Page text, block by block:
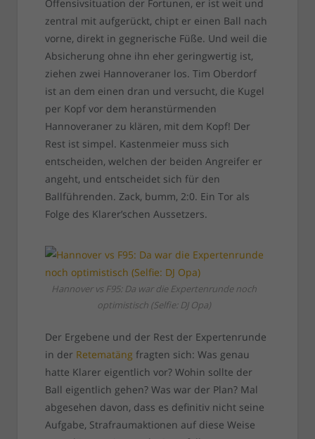
Offensivsituation der Fortunen, er ist weit und
zentral mit aufgerückt, chipt er einen Ball nach
vorne, direkt in gegnerische Füße. Und weil die
Absicherung ohne ihn eher geringwertig ist,
ziehen zwei Hannoveraner los. Tim Oberdorf
ist an dem einen dran und versucht, die Kugel
per Kopf vor dem heranstürmenden
Hannoveraner zu klären, mit dem Kopf! Der
Rest ist simpel. Kastenmeier muss sich
entscheiden, welchen der beiden Angreifer er
angeht, und entscheidet sich für den
Ballführenden. Zack, bumm, 2:0. Ein Tor als
Folge des Klarer’schen Aussetzers.
Hannover vs F95: Da war die Expertenrunde noch
optimistisch (Selfie: DJ Opa)
Der Ergebene und der Rest der Expertenrunde
in der Retematäng fragten sich: Was genau
hatte Klarer eigentlich vor? Wohin sollte der
Ball eigentlich gehen? Was war der Plan? Mal
abgesehen davon, dass es definitiv nicht seine
Aufgabe, Strafraumaktionen auf diese Weise